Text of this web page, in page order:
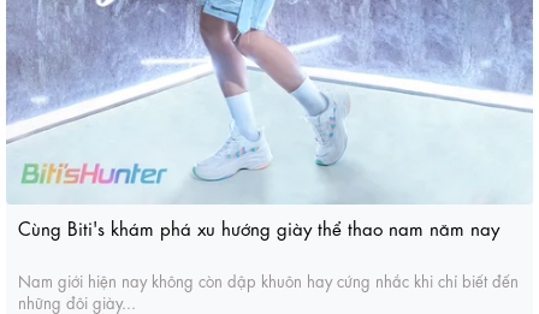
Cùng Biti's khám phá xu hướng giày thể thao nam năm nay
Nam giới hiện nay không còn dập khuôn hay cứng nhắc khi chỉ biết đến
những đôi giày...